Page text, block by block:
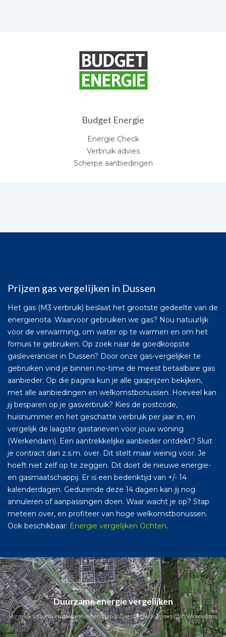
Budget Energie
Energie Check
Verbruik advies
Scherpe aanbiedingen
Prijzen gas vergelijken in Dussen
Het gas (M3 verbruik) beslaat het grootste gedeelte van de
energienota. Waarvoor gebruiken we gas? Nou natuurlijk
voor de verwarming, om water op te warmen en om het
fornuis te gebruiken. Op zoek naar de goedkoopste
gasleverancier in Dussen? Door onze gas-vergelijker te
gebruiken vind je binnen no-time de meest betaalbare gas
aanbieder. Op die pagina kun je alle gasprijzen bekijken,
met alle aanbiedingen en welkomstbonussen. Hoeveel kan
jij besparen op je gasverbruik? Kies de postcode,
huisnummer en het geschatte verbruik per jaar in, en
vergelijk de laagste gastarieven voor jouw woning
(Werkendam). Een aantrekkelijke aanbieder ontdekt? Sluit
je contract dan z.s.m. over. Dit stelt maar weinig voor. Je
hoeft niet zelf op te zeggen. Dit doet de nieuwe energie-
en gasmaatschappij. Er is een bedenktijd van +/- 14
kalenderdagen. Gedurende deze 14 dagen kan jij nog
annuleren of aanpassingen doen. Waar wacht je op? Stap
meteen over, en profiteer van hoge welkomstbonussen.
Ook beschikbaar: Energie vergelijken Ochten.
Duurzame energie vergelijken
Vergelijk stroom- en gastarieven en stap online over in de gemeente Werkendam.